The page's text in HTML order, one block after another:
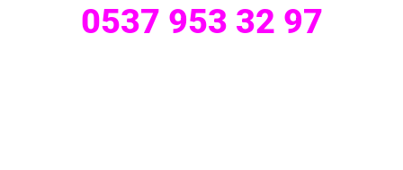
0537 953 32 97